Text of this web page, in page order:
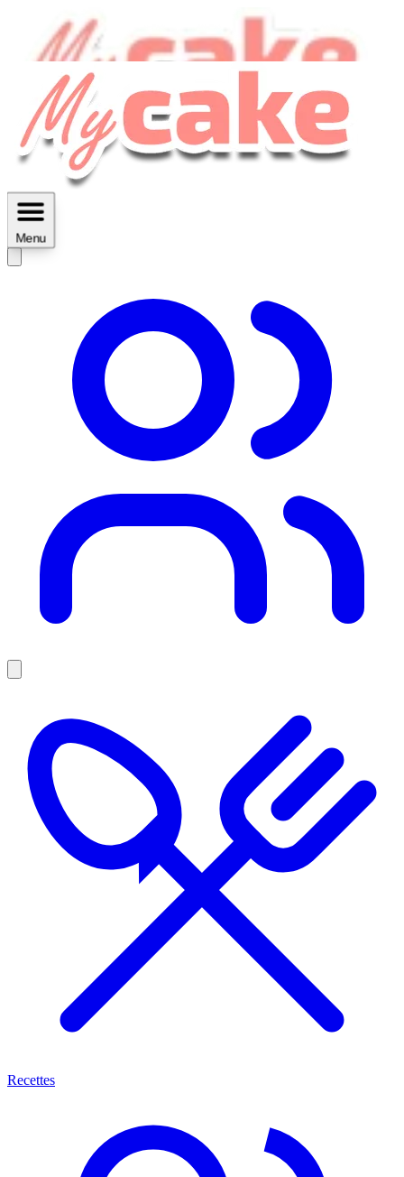
MyCake Academy c'est :
des fiches imprimables ...
Découvrir
Menu
Recettes